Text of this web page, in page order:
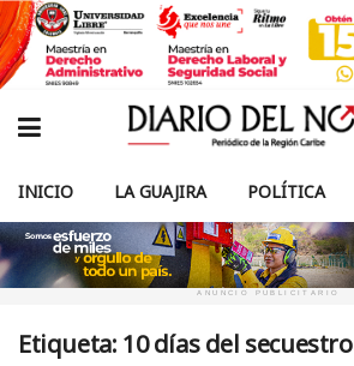
INICIO LA GUAJIRA POLÍTICA
ANUNCIO PUBLICITARIO
Etiqueta: 10 días del secuestro